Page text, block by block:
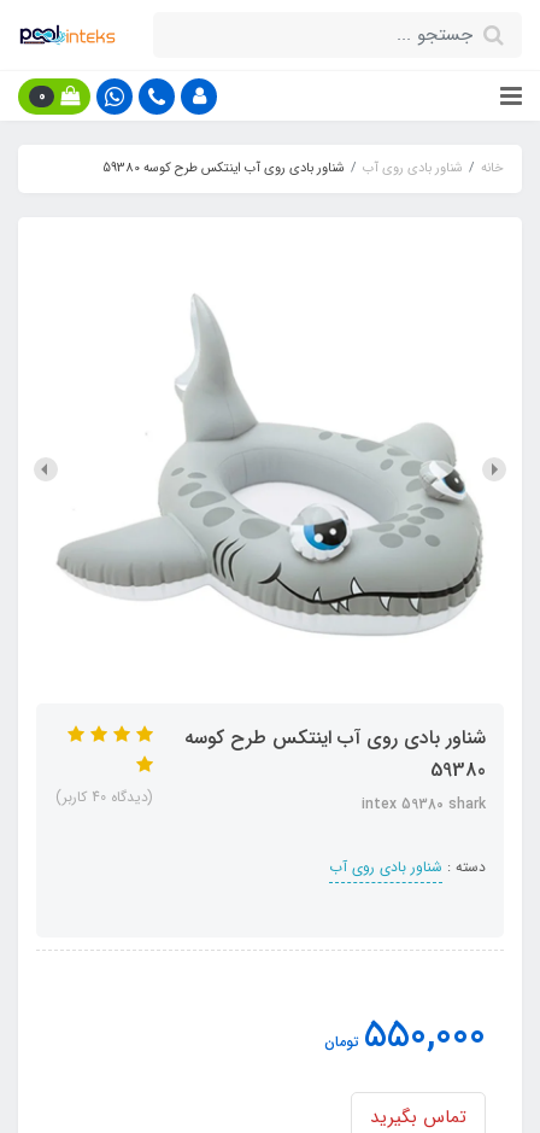
0
خانه شناور بادی روی آب شناور بادی روی آب اینتکس طرح کوسه 59380
شناور بادی روی آب اینتکس طرح کوسه
59380
intex 59380 shark
دسته : شناور بادی روی آب
(دیدگاه 40 کاربر)
550,000 تومان
تماس بگیرید